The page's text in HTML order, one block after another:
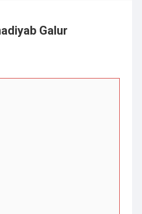
Galur